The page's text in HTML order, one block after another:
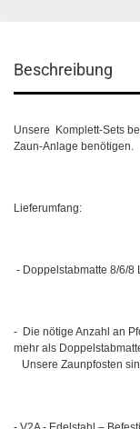
Beschreibung
Unsere
Komplett-Sets
Zaun-Anlage benötigen.
Lieferumfang:
- Doppelstabmatte 8/6/8
- Die nötige Anzahl an
mehr als
Unsere Zaunpfosten